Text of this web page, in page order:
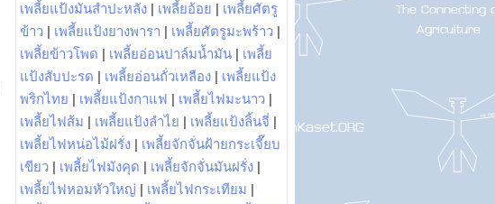
เพลี้ยแป้งมันสำปะหลัง | เพลี้ยอ้อย | เพลี้ยศัตรู
ข้าว | เพลี้ยแป้งยางพารา | เพลี้ยศัตรูมะพร้าว |
เพลี้ยข้าวโพด | เพลี้ยอ่อนปาล์มน้ำมัน | เพลี้ย
แป้งสับปะรด | เพลี้ยอ่อนถั่วเหลือง | เพลี้ยแป้ง
พริกไทย | เพลี้ยแป้งกาแฟ | เพลี้ยไฟมะนาว |
เพลี้ยไฟส้ม | เพลี้ยแป้งลำไย | เพลี้ยแป้งลิ้นจี่ |
เพลี้ยไฟหน่อไม้ฝรั่ง | เพลี้ยจักจั่นฝ้ายกระเจี๊ยบ
เขียว | เพลี้ยไฟมังคุด | เพลี้ยจักจั่นมันฝรั่ง |
เพลี้ยไฟหอมหัวใหญ่ | เพลี้ยไฟกระเทียม |